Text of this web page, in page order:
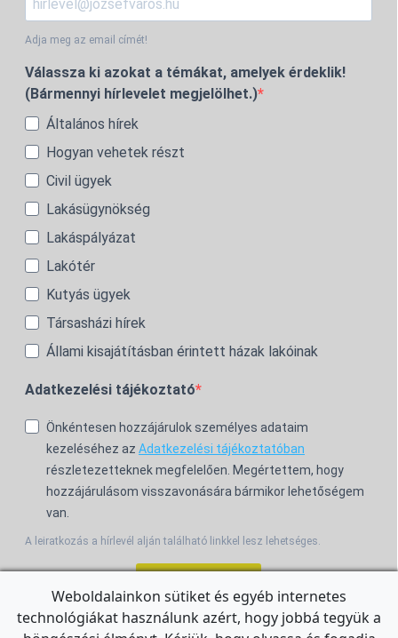
Adja meg az email címét!
Válassza ki azokat a témákat, amelyek érdeklik!
(Bármennyi hírlevelet megjelölhet.)
Általános hírek
Hogyan vehetek részt
Civil ügyek
Lakásügynökség
Lakáspályázat
Lakótér
Kutyás ügyek
Társasházi hírek
Állami kisajátításban érintett házak lakóinak
Adatkezelési tájékoztató
Önkéntesen hozzájárulok személyes adataim
kezeléséhez az Adatkezelési tájékoztatóban
részletezetteknek megfelelően. Megértettem, hogy
hozzájárulásom visszavonására bármikor lehetőségem
van.
A leiratkozás a hírlevél alján található linkkel lesz lehetséges.
For the English Newsletter, clickHERE.
Weboldalainkon sütiket és egyéb internetes
technológiákat használunk azért, hogy jobbá tegyük a